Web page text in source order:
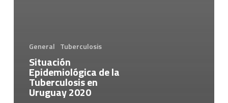
General Tuberculosis
Situación
Epidemiológica de la
Tuberculosis en
Uruguay 2020